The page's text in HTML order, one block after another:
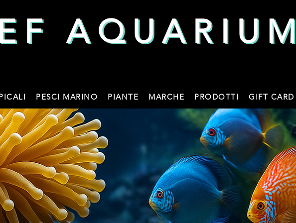
AQUARIUM
AQUARIUM
PESCI MARINO PIANTE MARCHE PRODOTTI GIFT CARD